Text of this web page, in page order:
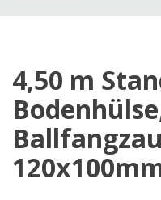
4,50 m